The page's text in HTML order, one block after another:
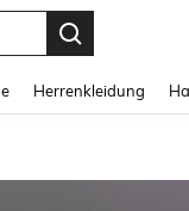
Herrenkleidung